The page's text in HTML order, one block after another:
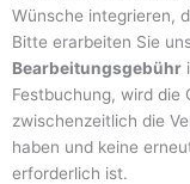
Wünsche integrieren,
Bitte erarbeiten Sie
Bearbeitungsgebühr
Festbuchung, wird die
zwischenzeitlich die
haben und keine
erforderlich ist.